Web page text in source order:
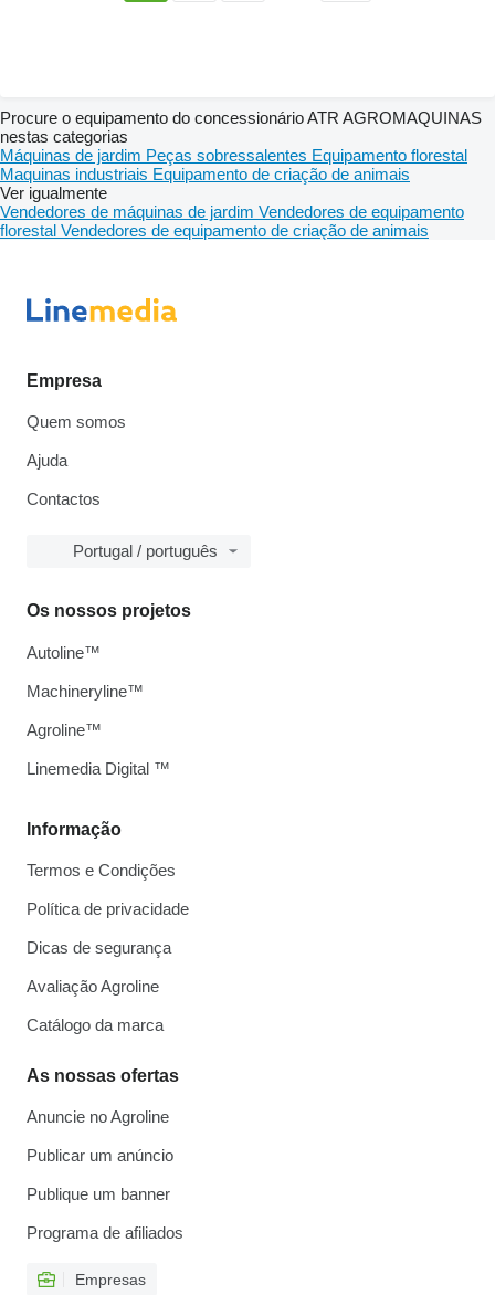
Procure o equipamento do concessionário ATR AGROMAQUINAS
nestas categorias
Máquinas de jardim Peças sobressalentes Equipamento florestal
Maquinas industriais Equipamento de criação de animais
Ver igualmente
Vendedores de máquinas de jardim Vendedores de equipamento
florestal Vendedores de equipamento de criação de animais
Empresa
Quem somos
Ajuda
Contactos
Portugal / português
Informação
Termos e Condições
Política de privacidade
Dicas de segurança
Avaliação Agroline
Catálogo da marca
As nossas ofertas
Anuncie no Agroline
Publicar um anúncio
Publique um banner
Programa de afiliados
Empresas
Os nossos projetos
Autoline™
Machineryline™
Agroline™
Linemedia Digital ™